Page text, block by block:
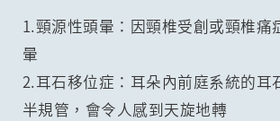
1.頸源性頭暈：因頸椎受創或頸椎痛
暈
2.耳石移位症：耳朵內前庭系統的耳
半規管，會令人感到天旋地轉